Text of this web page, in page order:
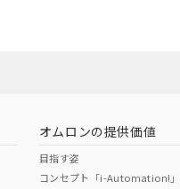
オムロンの提供価値
目指す姿
コンセプト「i-Automation!」